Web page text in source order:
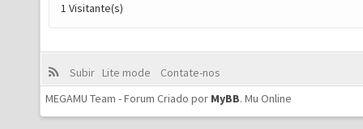
1 Visitante(s)
Subir Lite mode
Contate-nos
MEGAMU Team - Forum Criado por MyBB. Mu Online